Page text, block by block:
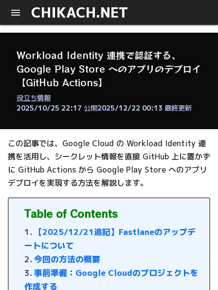
CHIKACH.NET
Workload Identity 連携で認証する、
Google Play Store へのアプリのデプロイ
【GitHub Actions】
役立ち情報
2025/10/25 22:17 公開2025/12/22 00:13 最終更新
この記事では、Google Cloud の Workload Identity 連
携を活用し、シークレット情報を直接 GitHub 上に置かず
に GitHub Actions から Google Play Store へのアプリ
デプロイを実現する方法を解説します。
Table of Contents
【2025/12/21追記】Fastlaneのアップデ
ートについて
今回の方法の概要
事前準備：Google Cloudのプロジェクトを
作成する